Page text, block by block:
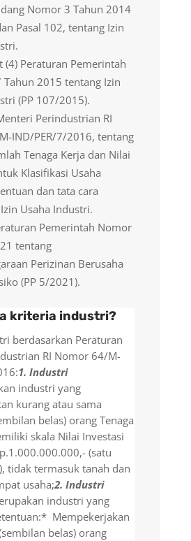
Nomor 3 Tahun 2014
Pasal 102, tentang Izin
(4) Peraturan Pemerintah
2015 tentang Izin
(PP 107/2015).
Perindustrian RI
IND/PER/7/2016, tentang
Tenaga Kerja dan Nilai
Klasifikasi Usaha
dan tata cara
Usaha Industri.
Pemerintah Nomor
tentang
Perizinan Berusaha
(PP 5/2021).
kriteria industri?
berdasarkan Peraturan
RI Nomor 64/M-
1. Industri
industri yang
kurang atau sama
belas) orang Tenaga
skala Nilai Investasi
(satu
tidak termasuk tanah dan
usaha;2. Industri
industri yang
Mempekerjakan
belas) orang